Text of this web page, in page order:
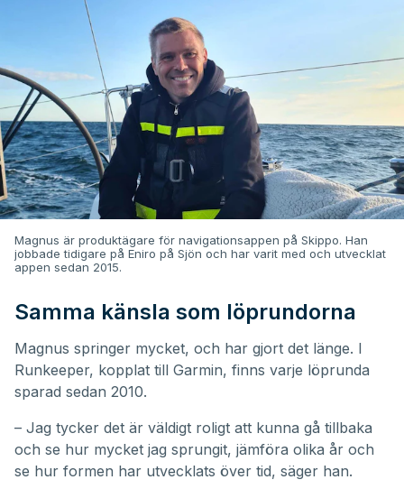
Magnus är produktägare för navigationsappen på Skippo. Han
jobbade tidigare på Eniro på Sjön och har varit med och utvecklat
appen sedan 2015.
Samma känsla som löprundorna
Magnus springer mycket, och har gjort det länge. I
Runkeeper, kopplat till Garmin, finns varje löprunda
sparad sedan 2010.
– Jag tycker det är väldigt roligt att kunna gå tillbaka
och se hur mycket jag sprungit, jämföra olika år och
se hur formen har utvecklats över tid, säger han.